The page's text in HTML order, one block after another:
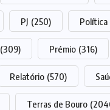
PJ (250) Política
(309) Prémio (316)
Relatório (570)
Terras de Bouro